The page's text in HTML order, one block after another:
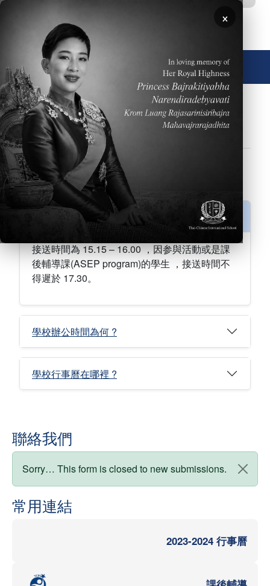
移至主內容
🌐 中文，傳統
FAQs 學校行事曆 學術專區
常見問題
招生資訊
表演藝術
學校行事曆
接送學生時間 為何?
接送時間為 15.15 – 16.00 ，因参與活動或是課
後輔導課(ASEP program)的學生 ，接送時間不
得遲於 17.30。
學校辦公時間為何 ?
學校行事曆在哪裡 ?
聯絡我們
狀態訊息
Sorry… This form is closed to new submissions.
常用連結
2023-2024 行事曆
×